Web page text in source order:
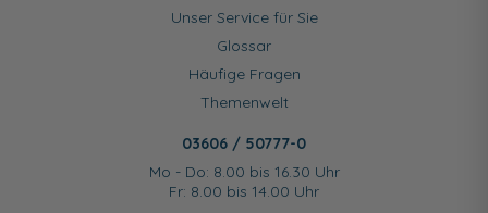
Unser Service für Sie
Glossar
Häufige Fragen
Themenwelt
03606 / 50777-0
Mo - Do: 8.00 bis 16.30 Uhr
Fr: 8.00 bis 14.00 Uhr